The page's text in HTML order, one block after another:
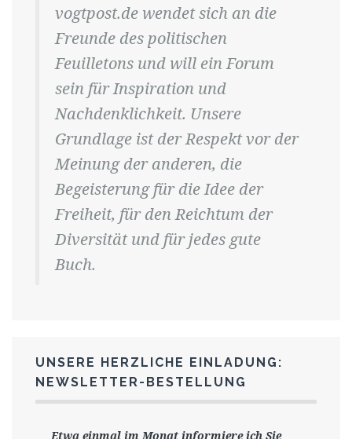
vogtpost.de wendet sich an die
Freunde des politischen
Feuilletons und will ein Forum
sein für Inspiration und
Nachdenklichkeit. Unsere
Grundlage ist der Respekt vor der
Meinung der anderen, die
Begeisterung für die Idee der
Freiheit, für den Reichtum der
Diversität und für jedes gute
Buch.
UNSERE HERZLICHE EINLADUNG:
NEWSLETTER-BESTELLUNG
Etwa einmal im Monat informiere ich Sie